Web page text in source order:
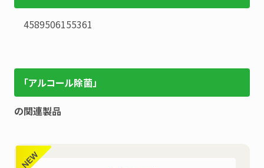
4589506155361
「アルコール除菌」
の関連製品